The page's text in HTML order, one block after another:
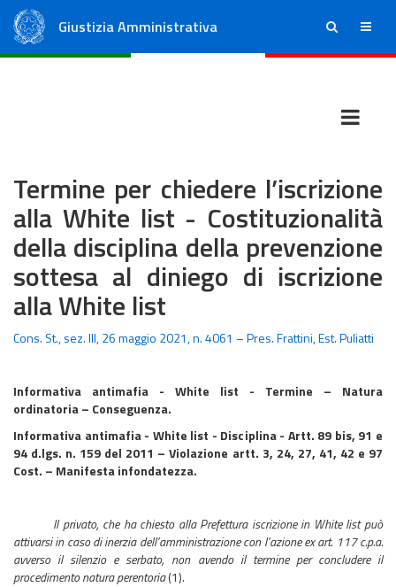
Giustizia Amministrativa ricerca menu
Termine per chiedere l’iscrizione
alla White list - Costituzionalità
della disciplina della prevenzione
sottesa al diniego di iscrizione
alla White list
Cons. St., sez. III, 26 maggio 2021, n. 4061 – Pres. Frattini, Est. Puliatti
Informativa antimafia - White list - Termine – Natura
ordinatoria – Conseguenza.
Informativa antimafia - White list - Disciplina - Artt. 89 bis, 91 e
94 d.lgs. n. 159 del 2011 – Violazione artt. 3, 24, 27, 41, 42 e 97
Cost. – Manifesta infondatezza.
Il privato, che ha chiesto alla Prefettura iscrizione in White list può
attivarsi in caso di inerzia dell’amministrazione con l’azione ex art. 117 c.p.a.
avverso il silenzio e serbato, non avendo il termine per concludere il
procedimento natura perentoria(1).